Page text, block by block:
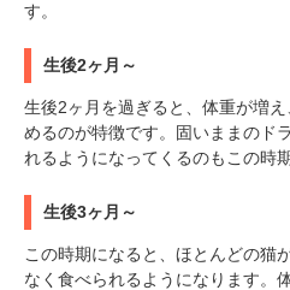
す。
生後2ヶ月～
生後2ヶ月を過ぎると、体重が増
めるのが特徴です。固いままのド
れるようになってくるのもこの時期
生後3ヶ月～
この時期になると、ほとんどの猫
なく食べられるようになります。